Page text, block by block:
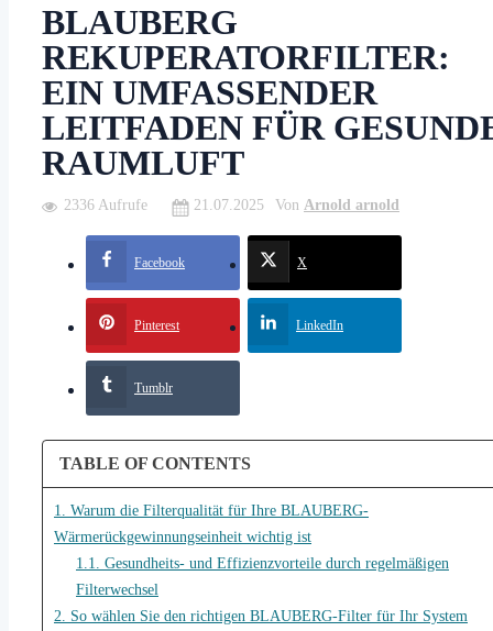
BLAUBERG
REKUPERATORFILTER:
EIN UMFASSENDER
LEITFADEN FÜR
RAUMLUFT
2336 Aufrufe 21.07.2025 Von Arnold arnold
Facebook X
Pinterest LinkedIn
Tumblr
TABLE OF CONTENTS
1. Warum die Filterqualität für Ihre BLAUBERG-
Wärmerückgewinnungseinheit wichtig ist
1.1. Gesundheits- und Effizienzvorteile durch regelmäßigen
Filterwechsel
2. So wählen Sie den richtigen BLAUBERG-Filter für Ihr System